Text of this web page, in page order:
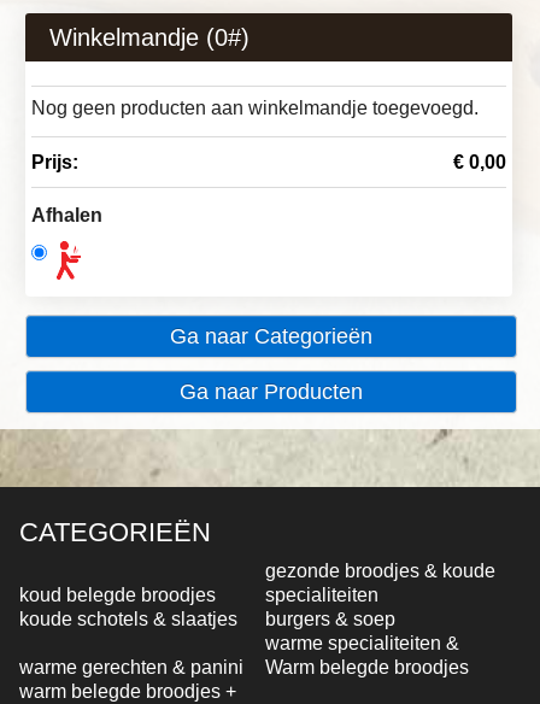
Winkelmandje (0#)
Nog geen producten aan winkelmandje toegevoegd.
Prijs: € 0,00
Afhalen
Ga naar Categorieën
Ga naar Producten
CATEGORIEËN
koud belegde broodjes
gezonde broodjes & koude
specialiteiten
koude schotels & slaatjes
burgers & soep
warme gerechten & panini
warme specialiteiten &
Warm belegde broodjes
warm belegde broodjes +